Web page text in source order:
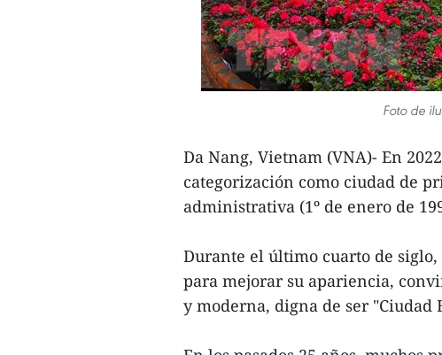
Foto de
Da Nang, Vietnam (VNA)- En
categorización como ciudad de
administrativa (1º de enero de
Durante el último cuarto de
para mejorar su apariencia,
y moderna, digna de ser "Ciudad